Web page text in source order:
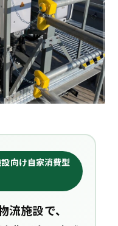
向け自家消費型
施設で、